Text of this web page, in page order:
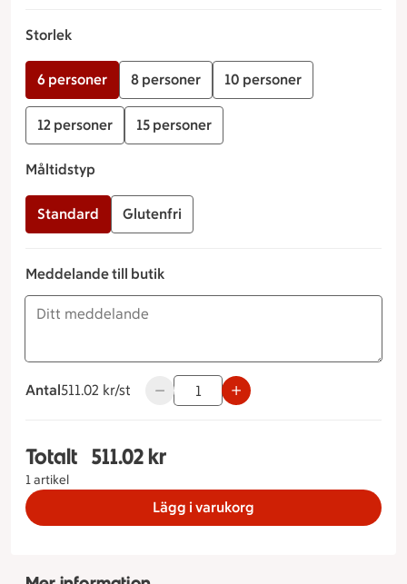
Storlek
6 personer 8 personer 10 personer
12 personer 15 personer
Måltidstyp
Standard Glutenfri
Meddelande till butik
Antal
511.02 kronor styck
511.02 kr/st Använd knapparna för att minska
Totalt
1 artikel
Totalt 1 stycken Smörgåstårta Salami & Brie
511.02 kr
Lägg i varukorg